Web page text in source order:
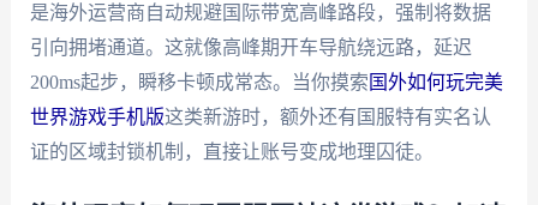
是海外运营商自动规避国际带宽高峰路段，强制将数据
引向拥堵通道。这就像高峰期开车导航绕远路，延迟
200ms起步，瞬移卡顿成常态。当你摸索 国外如何玩完美
世界游戏手机版这类新游时，额外还有国服特有实名认
证的区域封锁机制，直接让账号变成地理囚徒。